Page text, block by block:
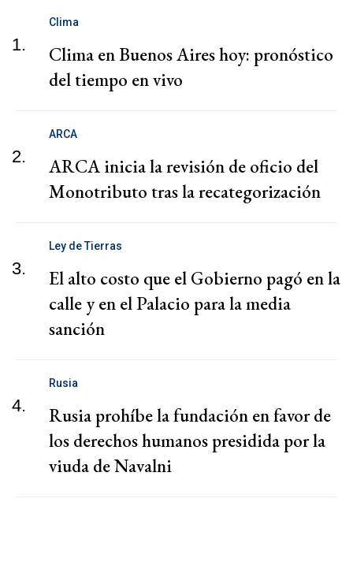
1.
Clima
Clima en Buenos Aires hoy: pronóstico
del tiempo en vivo
2.
ARCA
ARCA inicia la revisión de oficio del
Monotributo tras la recategorización
3.
Ley de Tierras
El alto costo que el Gobierno pagó en la
calle y en el Palacio para la media
sanción
4.
Rusia
Rusia prohíbe la fundación en favor de
los derechos humanos presidida por la
viuda de Navalni